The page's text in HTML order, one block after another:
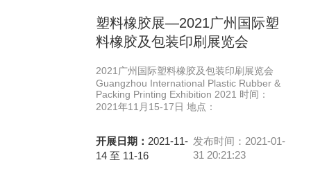
塑料橡胶展—2021广州国际塑
料橡胶及包装印刷展览会
2021广州国际塑料橡胶及包装印刷展览会
Guangzhou International Plastic Rubber &
Packing Printing Exhibition 2021 时间：
2021年11月15-17日 地点：
开展日期： 2021-11-
14 至 11-16
发布时间：2021-01-
31 20:21:23